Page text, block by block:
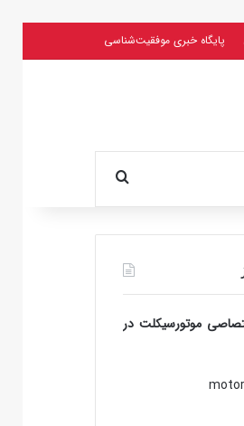
پایگاه خبری موفقیت‌شناسی
جستجو برای
موتورسیکلت در